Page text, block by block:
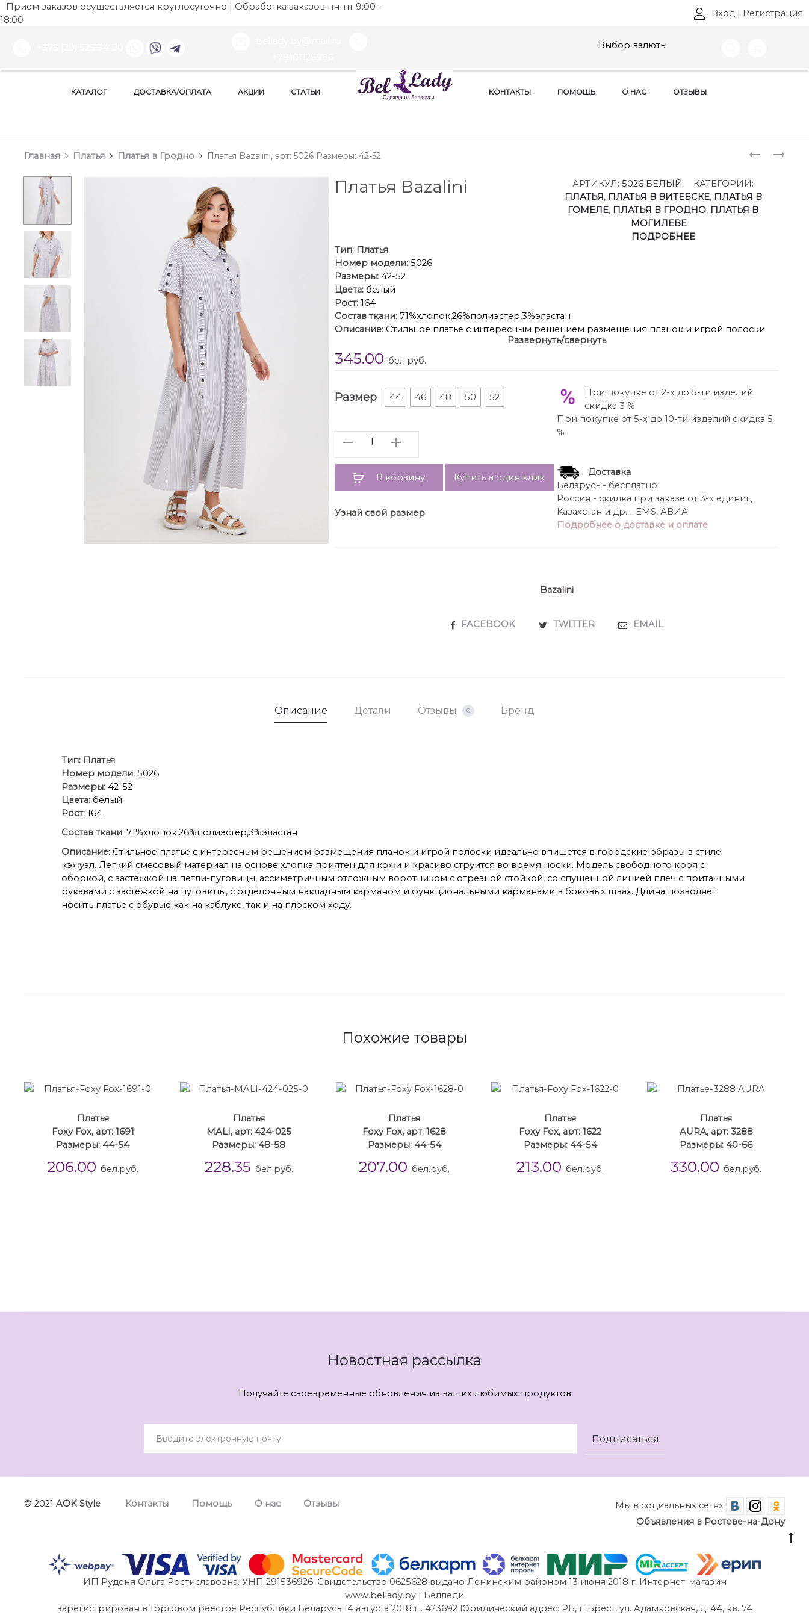
Прием заказов осуществляется круглосуточно | Обработка заказов пн-пт 9:00 -
18:00
Вход | Регистрация
Выбор валюты
КАТАЛОГ ДОСТАВКА/ОПЛАТА АКЦИИ СТАТЬИ КОНТАКТЫ ПОМОЩЬ О НАС ОТЗЫВЫ
ЖАКЕТЫ
,
ПЛАТЬЯ
5029
Главная Платья Платья в Гродно Платья Bazalini, арт: 5026 Размеры: 42-52
Платья Bazalini АРТИКУЛ:5026 БЕЛЫЙ
КАТЕГОРИИ:
ПЛАТЬЯ, ПЛАТЬЯ В ВИТЕБСКЕ, ПЛАТЬЯ В
ГОМЕЛЕ, ПЛАТЬЯ В ГРОДНО, ПЛАТЬЯ В
МОГИЛЕВЕ
ПОДРОБНЕЕ
Тип: Платья
Номер модели:5026
Размеры:42-52
Цвета: белый
Рост: 164
Состав ткани: 71%хлопок,26%полиэстер,3%эластан
Описание: Стильное платье с интересным решением размещения планок и игрой полоски
идеально впишется в городские образы в стиле кэжуал. Легкий смесовый материал на
основе хлопка приятен для кожи и красиво струится во время носки. Модель свободного
кроя с оборкой, с застёжкой на петли-пуговицы, ассиметричным отложным воротником с
пуговицы, с отделочным накладным карманом и функциональными карманами в боковых
швах. Длина позволяет носить платье с обувью как на каблуке, так и на плоском ходу.
Развернуть/свернуть
345.00 бел.руб.
Размер 44 46 48 50 52
Количество
В корзину Купить в один клик
Узнай свой размер
При покупке от 2-х до 5-ти изделий
скидка 3 %
При покупке от 5-х до 10-ти изделий скидка 5
%
Доставка
Беларусь - бесплатно
Россия - скидка при заказе от 3-х единиц
Казахстан и др. - EMS, АВИА
Подробнее о доставке и оплате
Bazalini
SHARE
FACEBOOK TWITTER EMAIL
Описание Детали Отзывы 0 Бренд
Тип: Платья
Номер модели: 5026
Размеры: 42-52
Цвета: белый
Рост: 164
Состав ткани: 71%хлопок,26%полиэстер,3%эластан
Описание: Стильное платье с интересным решением размещения планок и игрой полоски идеально впишется в городские образы в стиле
кэжуал. Легкий смесовый материал на основе хлопка приятен для кожи и красиво струится во время носки. Модель свободного кроя с
оборкой, с застёжкой на петли-пуговицы, ассиметричным отложным воротником с отрезной стойкой, со спущенной линией плеч с притачными
рукавами с застёжкой на пуговицы, с отделочным накладным карманом и функциональными карманами в боковых швах. Длина позволяет
носить платье с обувью как на каблуке, так и на плоском ходу.
Похожие товары
Платья
Foxy Fox, арт: 1691
Размеры: 44-54
206.00 бел.руб.
Платья
MALI, арт: 424-025
Размеры: 48-58
228.35 бел.руб.
Платья
Foxy Fox, арт: 1628
Размеры: 44-54
207.00 бел.руб.
Платья
Foxy Fox, арт: 1622
Размеры: 44-54
213.00 бел.руб.
Платья
AURA, арт: 3288
Размеры: 40-66
330.00 бел.руб.
Новостная рассылка
Получайте своевременные обновления из ваших любимых продуктов
© 2021 AOK Style Контакты Помощь О нас Отзывы
Мы в социальных сетях
Объявления в Ростове-на-Дону
ИП Руденя Ольга Ростиславовна. УНП 291536926. Свидетельство 0625628 выдано Ленинским районом 13 июня 2018 г. Интернет-магазин
www.bellady.by | Белледи
зарегистрирован в торговом реестре Республики Беларусь 14 августа 2018 г . 423692 Юридический адрес: РБ, г. Брест, ул. Адамковская, д. 44, кв. 74